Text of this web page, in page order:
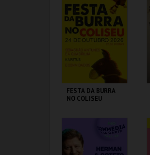
COLISEU DE LISBOA
MAIS INFO
COMPRAR
FESTA DA BURRA
NO COLISEU
MAIS INFO